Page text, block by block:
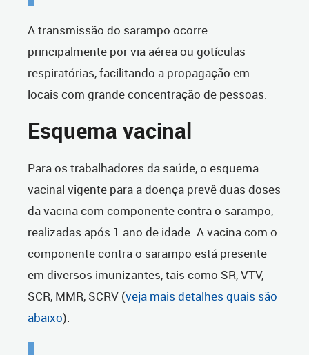
A transmissão do sarampo ocorre
principalmente por via aérea ou gotículas
respiratórias, facilitando a propagação em
locais com grande concentração de pessoas.
Esquema vacinal
Para os trabalhadores da saúde, o esquema
vacinal vigente para a doença prevê duas doses
da vacina com componente contra o sarampo,
realizadas após 1 ano de idade. A vacina com o
componente contra o sarampo está presente
em diversos imunizantes, tais como SR, VTV,
SCR, MMR, SCRV (veja mais detalhes quais são
abaixo).